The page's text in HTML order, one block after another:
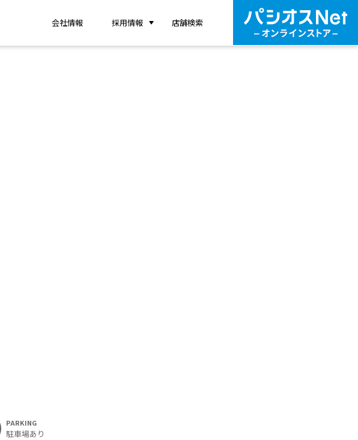
会社情報 採用情報 店舗検索
PARKING
駐車場あり